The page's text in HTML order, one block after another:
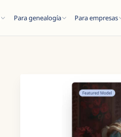
Para genealogía Para empresas